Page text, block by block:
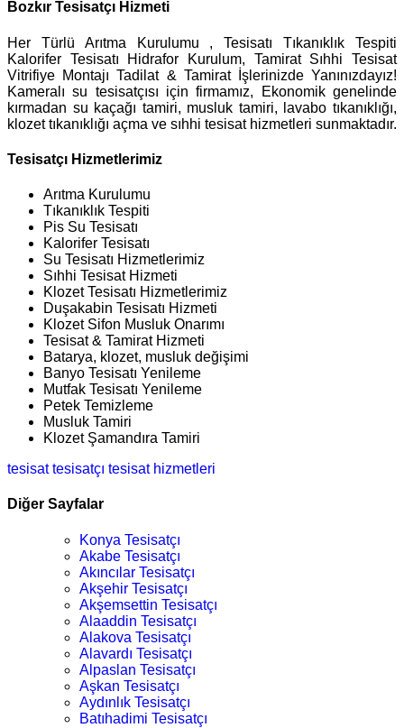
Bozkır Tesisatçı Hizmeti
Her Türlü Arıtma Kurulumu , Tesisatı Tıkanıklık Tespiti
Kalorifer Tesisatı Hidrafor Kurulum, Tamirat Sıhhi Tesisat
Vitrifiye Montajı Tadilat & Tamirat İşlerinizde Yanınızdayız!
Kameralı su tesisatçısı için firmamız, Ekonomik genelinde
kırmadan su kaçağı tamiri, musluk tamiri, lavabo tıkanıklığı,
klozet tıkanıklığı açma ve sıhhi tesisat hizmetleri sunmaktadır.
Tesisatçı Hizmetlerimiz
Arıtma Kurulumu
Tıkanıklık Tespiti
Pis Su Tesisatı
Kalorifer Tesisatı
Su Tesisatı Hizmetlerimiz
Sıhhi Tesisat Hizmeti
Klozet Tesisatı Hizmetlerimiz
Duşakabin Tesisatı Hizmeti
Klozet Sifon Musluk Onarımı
Tesisat & Tamirat Hizmeti
Batarya, klozet, musluk değişimi
Banyo Tesisatı Yenileme
Mutfak Tesisatı Yenileme
Petek Temizleme
Musluk Tamiri
Klozet Şamandıra Tamiri
tesisattesisatçı tesisat hizmetleri
Diğer Sayfalar
Konya Tesisatçı
Akabe Tesisatçı
Akıncılar Tesisatçı
Akşehir Tesisatçı
Akşemsettin Tesisatçı
Alaaddin Tesisatçı
Alakova Tesisatçı
Alavardı Tesisatçı
Alpaslan Tesisatçı
Aşkan Tesisatçı
Aydınlık Tesisatçı
Batıhadimi Tesisatçı